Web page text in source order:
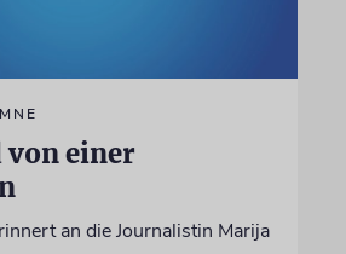
von einer
an die Journalistin Marija